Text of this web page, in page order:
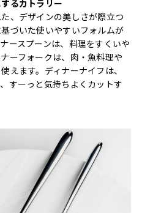
るカトラリー
、デザインの美しさが際立つ
づいた使いやすいフォルムが
ースプーンは、料理をすくいや
ーフォークは、肉・魚料理や
えます。ディナーナイフは、
すーっと気持ちよくカットす